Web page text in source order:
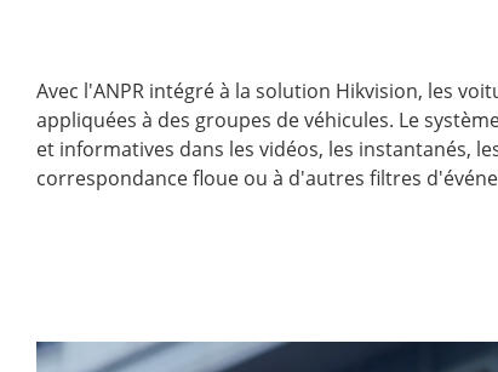
Avec l'ANPR intégré à la solution Hikvision, les
appliquées à des groupes de véhicules. Le
et informatives dans les vidéos, les instantanés,
correspondance floue ou à d'autres filtres